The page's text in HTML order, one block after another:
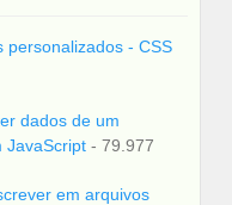
personalizados - CSS
dados de um
JavaScript - 79.977
em arquivos